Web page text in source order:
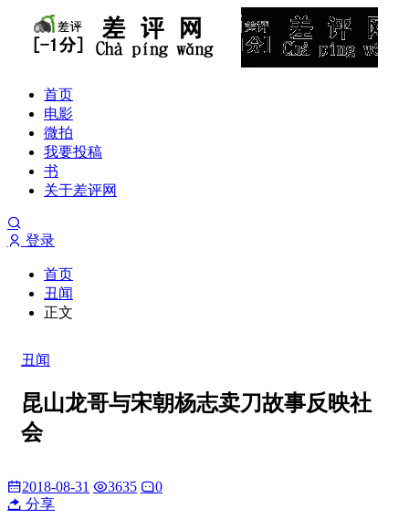
首页
电影
微拍
我要投稿
书
关于差评网
登录
首页
丑闻
正文
丑闻
昆山龙哥与宋朝杨志卖刀故事反映社
会
2018-08-31 3635
0
分享